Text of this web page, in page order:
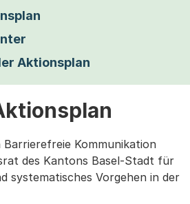
Aktionsplan
Kommunikation
des Kantons Basel-Stadt für
systematisches Vorgehen in der